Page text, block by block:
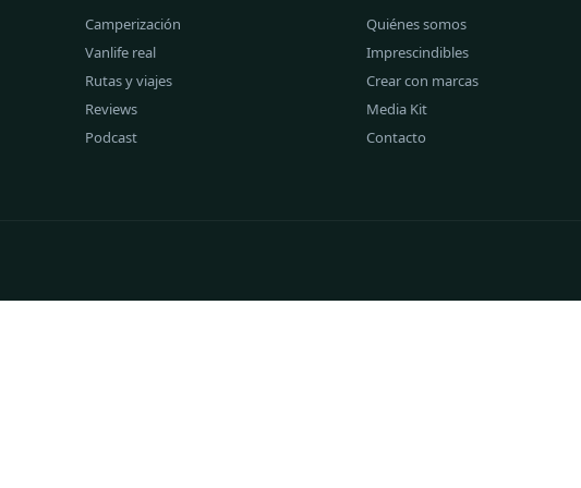
Camperización
Vanlife real
Rutas y viajes
Reviews
Podcast
Quiénes somos
Imprescindibles
Crear con marcas
Media Kit
Contacto